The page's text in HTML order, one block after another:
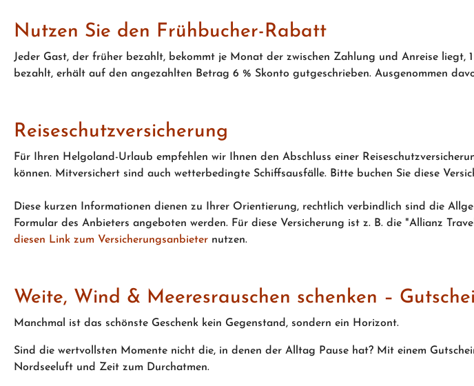
Nutzen Sie den Frühbucher-Rabatt
Jeder Gast, der früher bezahlt, bekommt je Monat der zwischen Zahlung und Anreise liegt,
bezahlt, erhält auf den angezahlten Betrag 6 % Skonto gutgeschrieben. Ausgenommen
Reiseschutzversicherung
Für Ihren Helgoland-Urlaub empfehlen wir Ihnen den Abschluss einer
können. Mitversichert sind auch wetterbedingte Schiffsausfälle. Bitte buchen Sie diese
Diese kurzen Informationen dienen zu Ihrer Orientierung, rechtlich verbindlich sind die
Formular des Anbieters angeboten werden. Für diese Versicherung ist z. B. die "Allianz
diesen Link zum Versicherungsanbieter nutzen.
Weite, Wind & Meeresrauschen schenken –
Manchmal ist das schönste Geschenk kein Gegenstand, sondern ein Horizont.
Sind die wertvollsten Momente nicht die, in denen der Alltag Pause hat? Mit einem
Nordseeluft und Zeit zum Durchatmen.